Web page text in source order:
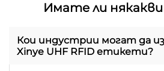
Имате ли
Кои индустрии могат да
Xinye UHF RFID етикети?